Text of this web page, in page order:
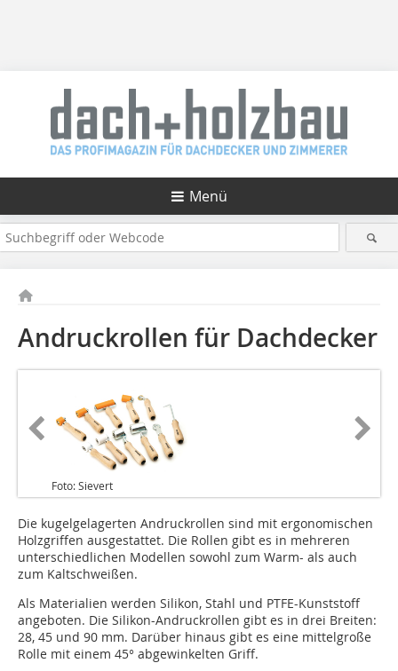
Menü
Andruckrollen für Dachdecker
Foto: Sievert
Die kugelgelagerten Andruckrollen sind mit ergonomischen
Holzgriffen ausgestattet. Die Rollen gibt es in mehreren
unterschiedlichen Modellen sowohl zum Warm- als auch
zum Kaltschweißen.
Als Materialien werden Silikon, Stahl und PTFE-Kunststoff
angeboten. Die Silikon-Andruckrollen gibt es in drei Breiten:
28, 45 und 90 mm. Darüber hinaus gibt es eine mittelgroße
Rolle mit einem 45° abgewinkelten Griff.